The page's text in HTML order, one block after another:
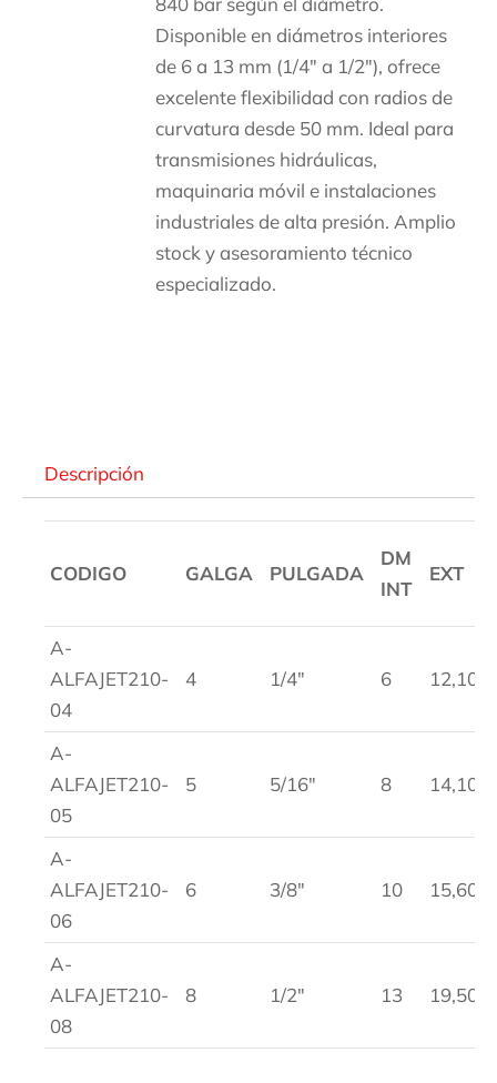
Disponible en diámetros interiores
de 6 a 13 mm (1/4″ a 1/2″), ofrece
excelente flexibilidad con radios de
curvatura desde 50 mm. Ideal para
transmisiones hidráulicas,
maquinaria móvil e instalaciones
industriales de alta presión. Amplio
stock y asesoramiento técnico
especializado.
Descripción
CODIGO GALGA PULGADA
DM
INT
EXT
A-
ALFAJET210-
04
4 1/4″ 6 12,10
A-
ALFAJET210-
05
5 5/16″ 8 14,10
A-
ALFAJET210-
06
6 3/8″ 10 15,60
A-
ALFAJET210-
08
8 1/2″ 13 19,50